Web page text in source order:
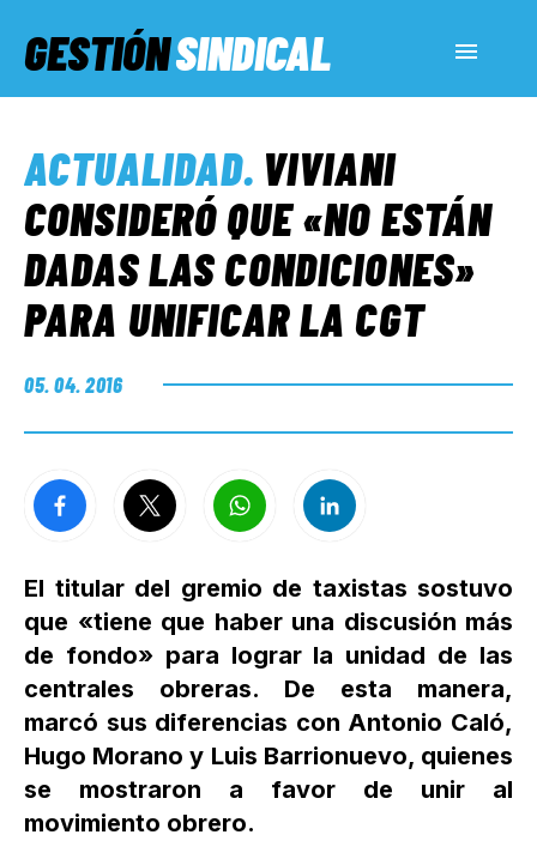
GESTIÓNSINDICAL
SERVICIOS SOCIALES
INFORMES ESPECIALES
FUERA DE MEGÁFONO
ACTUALIDAD. VIVIANI
CONSIDERÓ QUE «NO ESTÁN
DADAS LAS CONDICIONES»
PARA UNIFICAR LA CGT
05. 04. 2016
El titular del gremio de taxistas sostuvo
que «tiene que haber una discusión más
de fondo» para lograr la unidad de las
centrales obreras. De esta manera,
marcó sus diferencias con Antonio Caló,
Hugo Morano y Luis Barrionuevo, quienes
se mostraron a favor de unir al
movimiento obrero.